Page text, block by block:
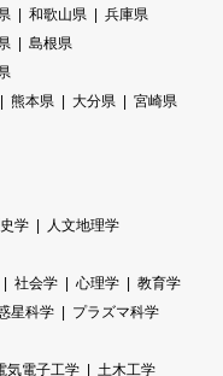
和歌山県
兵庫県
島根県
熊本県 大分県
宮崎県
学
人文地理学
社会学 心理学
教育学
星科学
プラズマ科学
気電子工学
土木工学